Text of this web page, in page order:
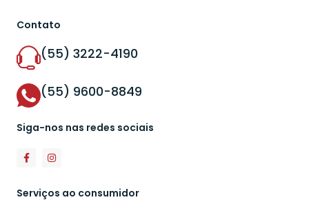
Contato
(55) 3222-4190
(55) 9600-8849
Siga-nos nas redes sociais
Serviços ao consumidor